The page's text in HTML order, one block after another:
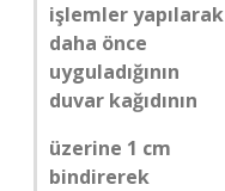
işlemler yapılarak
daha önce
uyguladığının
duvar kağıdının
üzerine 1 cm
bindirerek